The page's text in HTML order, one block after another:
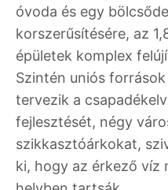
óvoda és egy
korszerűsítésére, az
épületek komplex
Szintén uniós
tervezik a
fejlesztését, négy
szikkasztóárkokat,
ki, hogy az érkező víz